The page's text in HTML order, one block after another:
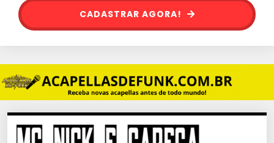
CADASTRAR AGORA!